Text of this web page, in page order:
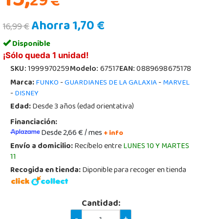
16,99 €Ahorra 1,70 €
Disponible
¡Sólo queda 1 unidad!
SKU:1999970259Modelo:67517EAN:0889698675178
Marca:FUNKO-GUARDIANES DE LA GALAXIA-MARVEL
-DISNEY
Edad:Desde 3 años (edad orientativa)
Financiación:
Desde 2,66 € / mes+ info
Envío a domicilio:Recíbelo entreLUNES 10 Y MARTES
11
Recogida en tienda:Diponible para recoger en tienda
Cantidad: